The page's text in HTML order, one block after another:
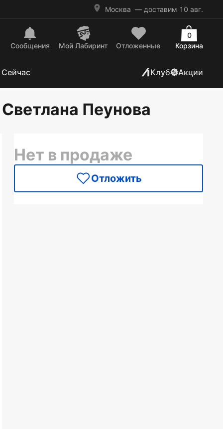
Москва — доставим 10 авг.
Сообщения Mой Лабиринт Отложенные Корзина
0
Клуб Акции
Светлана Пеунова
Нет в продаже
Отложить